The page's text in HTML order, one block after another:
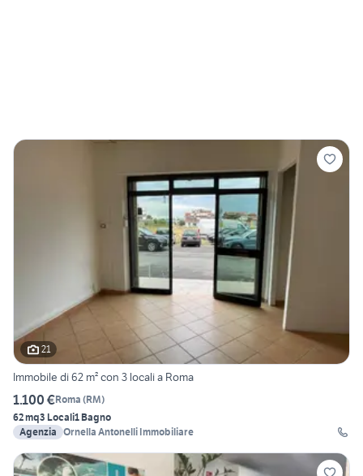
21
Immobile di 62 m² con 3 locali a Roma
1.100 €Roma (RM)
62 mq3 Locali1 Bagno
Agenzia Ornella Antonelli Immobiliare